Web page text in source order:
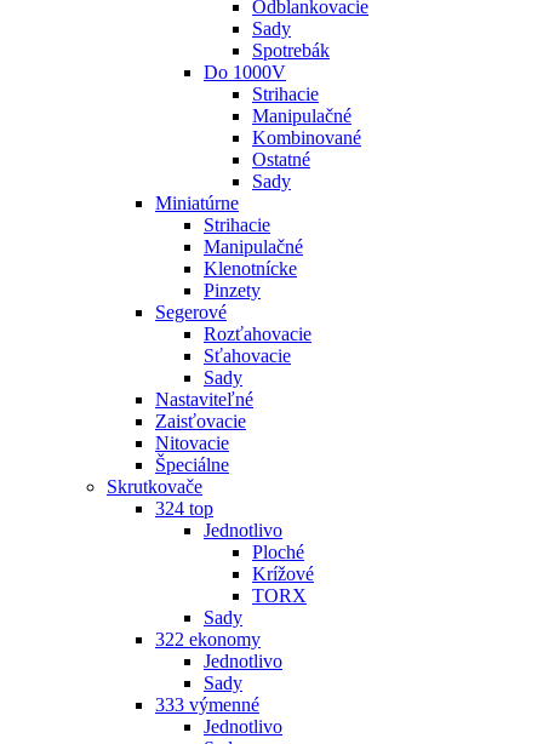
Odblankovacie
Sady
Spotrebák
Do 1000V
Strihacie
Manipulačné
Kombinované
Ostatné
Sady
Miniatúrne
Strihacie
Manipulačné
Klenotnícke
Pinzety
Segerové
Rozťahovacie
Sťahovacie
Sady
Nastaviteľné
Zaisťovacie
Nitovacie
Špeciálne
Skrutkovače
324 top
Jednotlivo
Ploché
Krížové
TORX
Sady
322 ekonomy
Jednotlivo
Sady
333 výmenné
Jednotlivo